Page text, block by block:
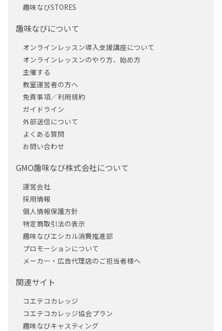
趣味なびSTORES
趣味なびについて
オンラインレッスン導入支援講座について
オンラインレッスンのやり方、始め方
主催する
教室運営者の方へ
免責事項／利用規約
ガイドライン
外部送信について
よくある質問
お問い合わせ
GMO趣味なび株式会社について
運営会社
採用情報
個人情報保護方針
特定商取引法の表示
趣味なびエシカル消費推進部
プロモーションについて
メーカー・広告代理店のご担当者様へ
関連サイト
コエテコカレッジ
コエテコカレッジ協会プラン
趣味なびキャスティング